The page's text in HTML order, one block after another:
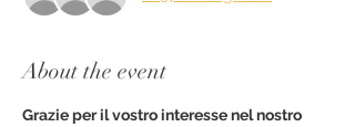
About the event
Grazie per il vostro interesse nel nostro